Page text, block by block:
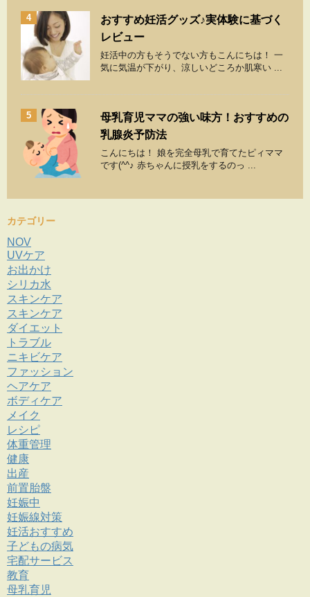
4
おすすめ妊活グッズ♪実体験に基づく
レビュー
妊活中の方もそうでない方もこんにちは！ 一
気に気温が下がり、涼しいどころか肌寒い ...
5
母乳育児ママの強い味方！おすすめの
乳腺炎予防法
こんにちは！ 娘を完全母乳で育てたピィママ
です(^^♪ 赤ちゃんに授乳をするのっ ...
カテゴリー
NOV
UVケア
お出かけ
シリカ水
スキンケア
スキンケア
ダイエット
トラブル
ニキビケア
ファッション
ヘアケア
ボディケア
メイク
レシピ
体重管理
健康
出産
前置胎盤
妊娠中
妊娠線対策
妊活おすすめ
子どもの病気
宅配サービス
教育
母乳育児